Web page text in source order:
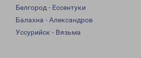
Белгород - Ессентуки
Балахна - Александров
Уссурийск - Вязьма